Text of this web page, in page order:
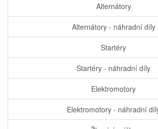
Alternátory
Alternátory - náhradní díly
Startéry
Startéry - náhradní díly
Elektromotory
Elektromotory - náhradní